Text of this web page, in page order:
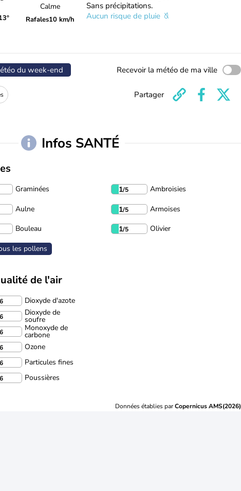
Calme
Rafales10 km/h
Sans précipitations.
Aucun risque de pluie
du week-end Recevoir la météo de ma ville
Partager
Infos SANTÉ
Graminées 1/5 Ambroisies
Aulne 1/5 Armoises
Bouleau 1/5 Olivier
les pollens
de l'air
Dioxyde d'azote
Dioxyde de
soufre
Monoxyde de
carbone
Ozone
Particules fines
Poussières
Données établies parCopernicus AMS(2026)